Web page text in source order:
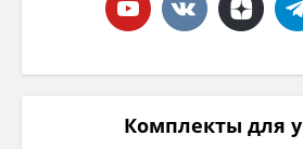
Комплекты для